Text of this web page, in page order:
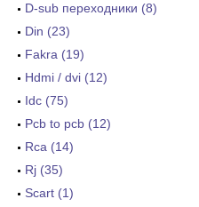
D-sub переходники (8)
Din (23)
Fakra (19)
Hdmi / dvi (12)
Idc (75)
Pcb to pcb (12)
Rca (14)
Rj (35)
Scart (1)